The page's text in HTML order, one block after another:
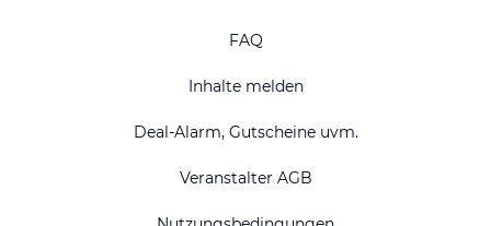
FAQ
Inhalte melden
Deal-Alarm, Gutscheine uvm.
Veranstalter AGB